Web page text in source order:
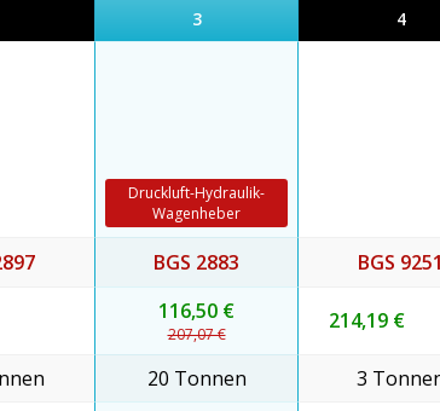
3 4
Druckluft-Hydraulik-
Wagenheber
BGS 2883 BGS
116,50 €
207,07 €
214,19 €
20 Tonnen
3